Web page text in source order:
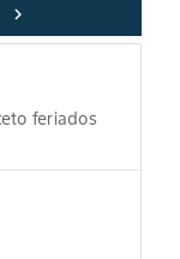
chevron_right
feriados